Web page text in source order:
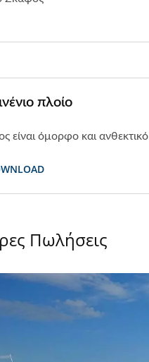
πλοίο
είναι όμορφο και ανθεκτικό
Πωλήσεις